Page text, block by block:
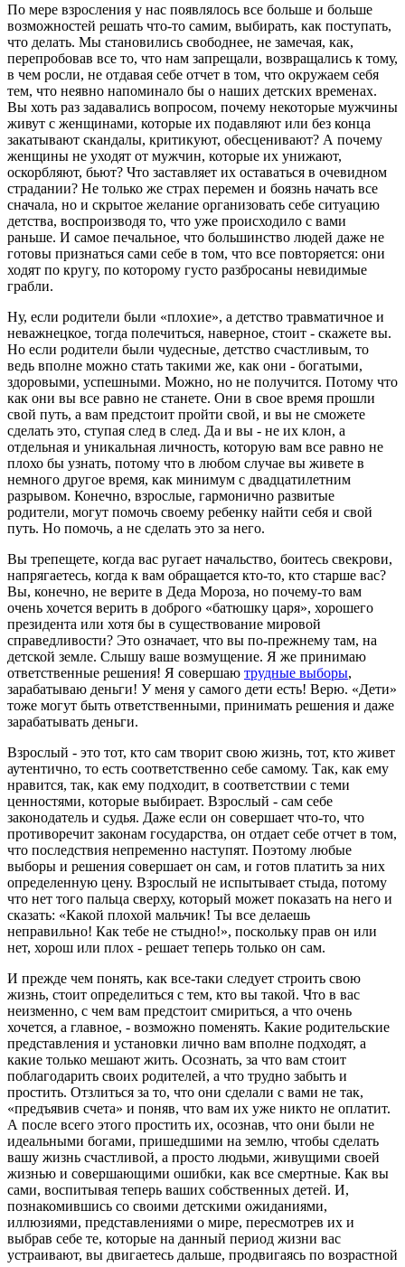
По мере взросления у нас появлялось все больше и больше
возможностей решать что-то самим, выбирать, как поступать,
что делать. Мы становились свободнее, не замечая, как,
перепробовав все то, что нам запрещали, возвращались к тому,
в чем росли, не отдавая себе отчет в том, что окружаем себя
тем, что неявно напоминало бы о наших детских временах.
Вы хоть раз задавались вопросом, почему некоторые мужчины
живут с женщинами, которые их подавляют или без конца
закатывают скандалы, критикуют, обесценивают? А почему
женщины не уходят от мужчин, которые их унижают,
оскорбляют, бьют? Что заставляет их оставаться в очевидном
страдании? Не только же страх перемен и боязнь начать все
сначала, но и скрытое желание организовать себе ситуацию
детства, воспроизводя то, что уже происходило с вами
раньше. И самое печальное, что большинство людей даже не
готовы признаться сами себе в том, что все повторяется: они
ходят по кругу, по которому густо разбросаны невидимые
грабли.
Ну, если родители были «плохие», а детство травматичное и
неважнецкое, тогда полечиться, наверное, стоит - скажете вы.
Но если родители были чудесные, детство счастливым, то
ведь вполне можно стать такими же, как они - богатыми,
здоровыми, успешными. Можно, но не получится. Потому что
как они вы все равно не станете. Они в свое время прошли
свой путь, а вам предстоит пройти свой, и вы не сможете
сделать это, ступая след в след. Да и вы - не их клон, а
отдельная и уникальная личность, которую вам все равно не
плохо бы узнать, потому что в любом случае вы живете в
немного другое время, как минимум с двадцатилетним
разрывом. Конечно, взрослые, гармонично развитые
родители, могут помочь своему ребенку найти себя и свой
путь. Но помочь, а не сделать это за него.
Вы трепещете, когда вас ругает начальство, боитесь свекрови,
напрягаетесь, когда к вам обращается кто-то, кто старше вас?
Вы, конечно, не верите в Деда Мороза, но почему-то вам
очень хочется верить в доброго «батюшку царя», хорошего
президента или хотя бы в существование мировой
справедливости? Это означает, что вы по-прежнему там, на
детской земле. Слышу ваше возмущение. Я же принимаю
ответственные решения! Я совершаю трудные выборы,
зарабатываю деньги! У меня у самого дети есть! Верю. «Дети»
тоже могут быть ответственными, принимать решения и даже
зарабатывать деньги.
Взрослый - это тот, кто сам творит свою жизнь, тот, кто живет
аутентично, то есть соответственно себе самому. Так, как ему
нравится, так, как ему подходит, в соответствии с теми
ценностями, которые выбирает. Взрослый - сам себе
законодатель и судья. Даже если он совершает что-то, что
противоречит законам государства, он отдает себе отчет в том,
что последствия непременно наступят. Поэтому любые
выборы и решения совершает он сам, и готов платить за них
определенную цену. Взрослый не испытывает стыда, потому
что нет того пальца сверху, который может показать на него и
сказать: «Какой плохой мальчик! Ты все делаешь
неправильно! Как тебе не стыдно!», поскольку прав он или
нет, хорош или плох - решает теперь только он сам.
И прежде чем понять, как все-таки следует строить свою
жизнь, стоит определиться с тем, кто вы такой. Что в вас
неизменно, с чем вам предстоит смириться, а что очень
хочется, а главное, - возможно поменять. Какие родительские
представления и установки лично вам вполне подходят, а
какие только мешают жить. Осознать, за что вам стоит
поблагодарить своих родителей, а что трудно забыть и
простить. Отзлиться за то, что они сделали с вами не так,
«предъявив счета» и поняв, что вам их уже никто не оплатит.
А после всего этого простить их, осознав, что они были не
идеальными богами, пришедшими на землю, чтобы сделать
вашу жизнь счастливой, а просто людьми, живущими своей
жизнью и совершающими ошибки, как все смертные. Как вы
сами, воспитывая теперь ваших собственных детей. И,
познакомившись со своими детскими ожиданиями,
иллюзиями, представлениями о мире, пересмотрев их и
выбрав себе те, которые на данный период жизни вас
устраивают, вы двигаетесь дальше, продвигаясь по возрастной